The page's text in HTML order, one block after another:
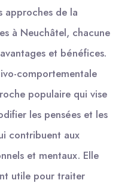
approches de la
à Neuchâtel, chacune
et bénéfices.
comportementale
populaire qui vise
les pensées et les
contribuent aux
et mentaux. Elle
utile pour traiter